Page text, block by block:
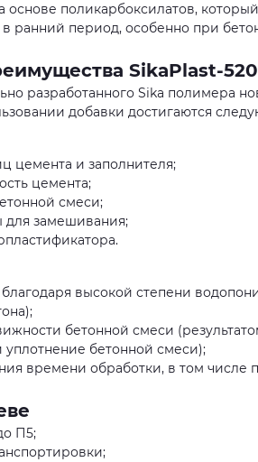
основе поликарбоксилатов,
в ранний период, особенно при
SikaPlast-520
разработанного Sika полимера
добавки достигаются
цемента и заполнителя;
цемента;
смеси;
для замешивания;
высокой степени
бетонной смеси
уплотнение бетонной смеси);
времени обработки, в том
П5;